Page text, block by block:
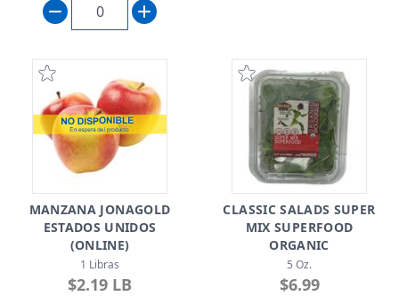
MANZANA JONAGOLD
ESTADOS UNIDOS
(ONLINE)
1 Libras
$2.19 LB
CLASSIC SALADS SUPER
MIX SUPERFOOD
ORGANIC
5 Oz.
$6.99